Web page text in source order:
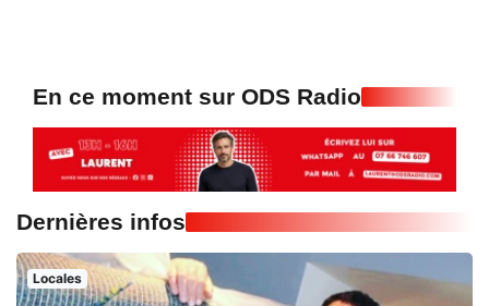
En ce moment sur ODS Radio
Dernières infos
Locales